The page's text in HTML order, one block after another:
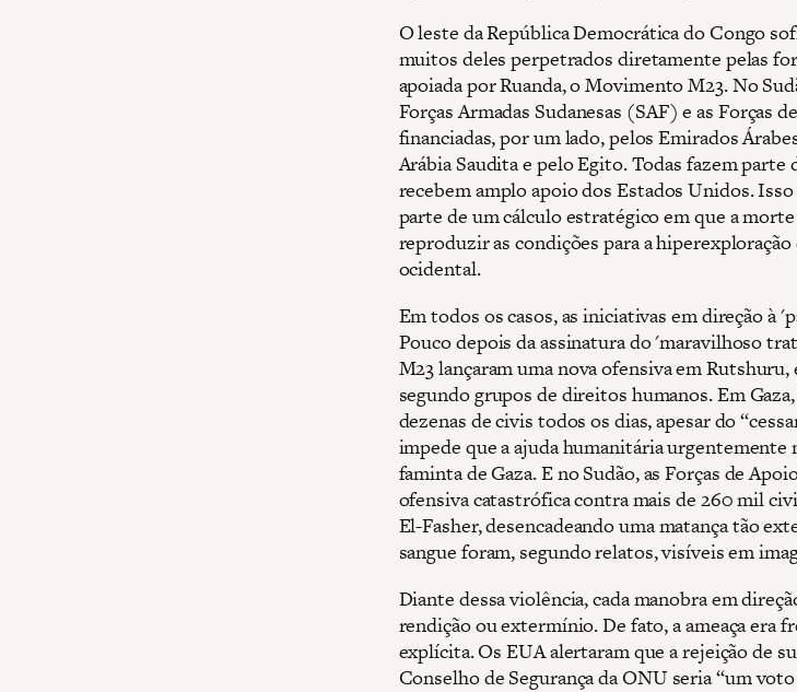
O leste da República Democrática do Congo
muitos deles perpetrados diretamente pelas
apoiada por Ruanda, o Movimento M23. No
Forças Armadas Sudanesas (SAF) e as Forças
financiadas, por um lado, pelos Emirados
Arábia Saudita e pelo Egito. Todas fazem
recebem amplo apoio dos Estados Unidos.
parte de um cálculo estratégico em que a
reproduzir as condições para a hiperexploração
ocidental.
Em todos os casos, as iniciativas em direção à
Pouco depois da assinatura do 'maravilhoso
M23 lançaram uma nova ofensiva em
segundo grupos de direitos humanos. Em
dezenas de civis todos os dias, apesar do
impede que a ajuda humanitária urgentemente
faminta de Gaza. E no Sudão, as Forças de
ofensiva catastrófica contra mais de 260 mil
El-Fasher, desencadeando uma matança tão
sangue foram, segundo relatos, visíveis em
Diante dessa violência, cada manobra em
rendição ou extermínio. De fato, a ameaça era
explícita. Os EUA alertaram que a rejeição de
Conselho de Segurança da ONU seria “um